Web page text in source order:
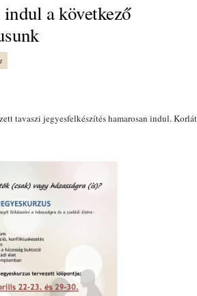
a következő
tavaszi jegyesfelkészítés hamarosan indul.